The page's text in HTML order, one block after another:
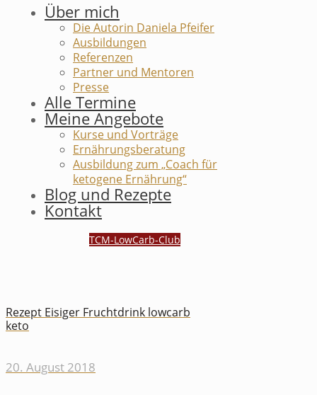
Über mich
Die Autorin Daniela Pfeifer
Ausbildungen
Referenzen
Partner und Mentoren
Presse
Alle Termine
Meine Angebote
Kurse und Vorträge
Ernährungsberatung
Ausbildung zum „Coach für
ketogene Ernährung“
Blog und Rezepte
Kontakt
TCM-LowCarb-Club
Rezept Eisiger Fruchtdrink lowcarb
keto
20. August 2018